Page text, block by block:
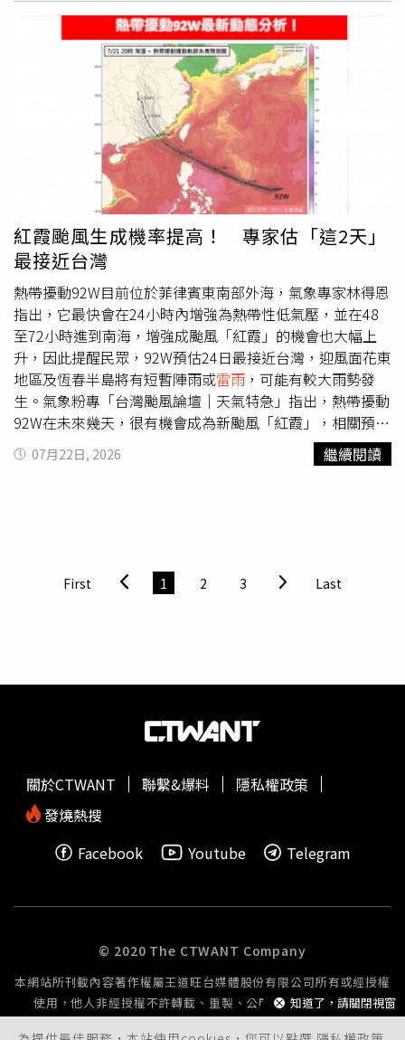
竹以南地區及其他山區有局部短暫雷陣雨，晚起東部、東南
部地區及恆春半島有局補較大雨勢發生。氣象專家吳德榮在
專欄「洩天機教室」中提到，最新（23日2時）氣象署「路
徑潛勢預洲圖」(左圖)顯示，熱帶低壓將於明（24）日晨發
展為第12號輕颱「紅霞」，持續往西北西進行，並於明下午
至週六（25日）通過巴士海峽，暴風範圍掠過臺灣南側海
域，下週（26）日凌晨登陸廣東一帶；最新（22日20時）
歐洲（ECMWF）模式系集模擬（右圖）的平均路徑亦顯示
類似的預測。「路徑潛勢預洲圖」的紅框及各別成員的分
布，皆顯示預測路徑的「不確定性」。應密切觀察可能的微
調、及影響程度的改變。吳德榮表示最新（22日20時）歐
洲（ECMWF）模式模擬顯示，今、明（23、24日）兩天水
氣減少，太平洋高壓稍增強，天氣漸趨穩定，各地晴朗、白
天炎熱，要注意防晒、防中暑；午後仍有局部短暫 雷雨的機
率，主要在山區。吳德榮提到最新模式模擬顯示，明（24
日）傍晚起東半部降雨機率大幅提高。週六、下週日（25、
26日）輕颱「紅霞」外圍雲系影響，降雨範圍漸擴大、東
部、東南部及南部注意雨勢，中部偶有局部陣雨，北部受影
響最小，白天氣溫仍偏高。下週一、二（27、28日）偏南
風及「紅霞」殘餘水氣，東南部、南部有局部降雨，午後各
地皆應注意強對流的發生，未降雨前、天氣偏熱。下週三、
紅霞颱風生成機率提高！ 專家估「這2天」
最接近台灣
熱帶擾動92W目前位於菲律賓東南部外海，氣象專家林得恩
指出，它最快會在24小時內增強為熱帶性低氣壓，並在48
至72小時進到南海，增強成颱風「紅霞」的機會也大幅上
升，因此提醒民眾，92W預估24日最接近台灣，迎風面花東
地區及恆春半島將有短暫陣雨或雷雨 ，可能有較大雨勢發
生。氣象粉專「台灣颱風論壇｜天氣特急」指出，熱帶擾動
92W在未來幾天，很有機會成為新颱風「紅霞」，相關預報
路徑集中在菲律賓到巴士海峽區間，台灣能閃過的機率很
高，但24日、25日是它離台灣最近的時候，屆時花東、高
環境中，包含有垂直風切低（約5至10節）、高空輻散外流
良好，加上海面溫度溫暖（攝氏29至30度）等條件，全球
48小時至72小時，因路過暖水池外圍，即將進入南海海
據Google AI（FNV3）針對92W的路徑系集圖顯示，92W預
計7月24日最靠近台灣，將從台灣的西南部外海掠過，對台
有局部短暫陣雨或 雷雨，並有較大雨勢發生的機率，基隆北
海岸、宜蘭地區及大台北山區亦有零星短暫陣雨，其他地區
部需留意極端高溫出現。
07月22日, 2026 繼續閱讀
First 1 2 3 Last
知道了，請關閉視窗
關於CTWANT 聯繫&爆料
隱私權政策
發燒熱搜
Facebook
Youtube Telegram
© 2020 The CTWANT Company
本網站所刊載內容著作權屬王道旺台媒體股份有限公司所有或經授權
使用，他人非經授權不許轉載、重製、公開播送或公開傳輸。